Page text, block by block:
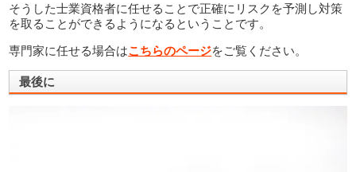
そうした士業資格者に任せることで正確にリスクを予測し対策
を取ることができるようになるということです。
専門家に任せる場合はこちらのページをご覧ください。
最後に